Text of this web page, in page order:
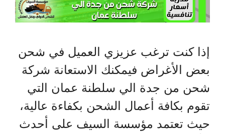
إذا كنت ترغب عزيزي العميل في شحن
بعض الأغراض فيمكنك الاستعانة شركة
شحن من جدة الي سلطنة عمان التي
تقوم بكافة أعمال الشحن بكفاءة عالية،
حيث تعتمد مؤسسة السيف على أحدث